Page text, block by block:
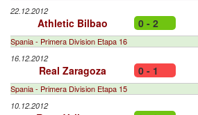
22.12.2012
Athletic Bilbao 0 - 2
Spania - Primera Division Etapa 16
16.12.2012
Real Zaragoza 0 - 1
Spania - Primera Division Etapa 15
10.12.2012